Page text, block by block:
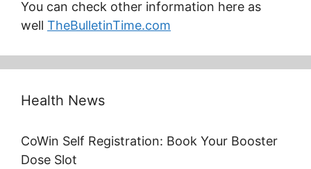
You can check other information here as
well TheBulletinTime.com
Health News
CoWin Self Registration: Book Your Booster
Dose Slot